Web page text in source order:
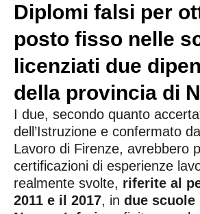
Diplomi falsi per
posto fisso nelle
licenziati due
della provincia di
I due, secondo quanto
dell’Istruzione e confermato
Lavoro di Firenze, avrebbero
certificazioni di esperienze
realmente svolte, riferite al
2011 e il 2017, in due